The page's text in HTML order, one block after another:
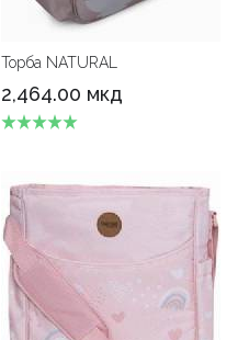
Торба NATURAL
2,464.00 мкд